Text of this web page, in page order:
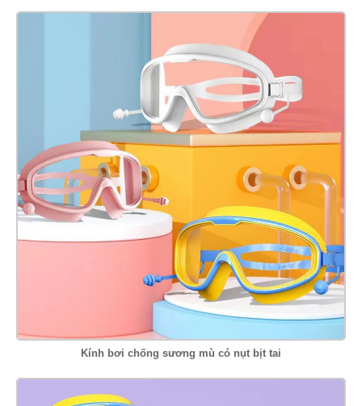
Kính bơi chống sương mù có nụt bịt tai